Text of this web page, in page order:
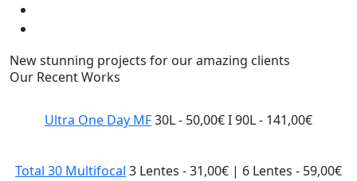
New stunning projects for our amazing clients
Our Recent Works
Ultra One Day MF30L - 50,00€ I 90L - 141,00€
Total 30 Multifocal 3 Lentes - 31,00€ | 6 Lentes - 59,00€